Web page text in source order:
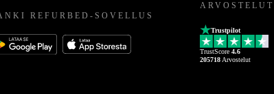
REFURBED-SOVELLUS
ARVOSTELUT
Trustpilot
TrustScore 4.6
205718 Arvostelut